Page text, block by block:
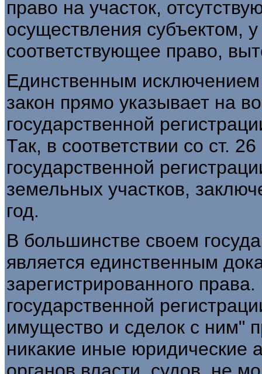
право на участок,
осуществления субъектом,
соответствующее право,
Единственным исключением
закон прямо указывает на
государственной
Так, в соответствии со ст.
государственной
земельных участков,
год.
В большинстве своем
является единственным
зарегистрированного
государственной
имущество и сделок с ним"
никакие иные юридические